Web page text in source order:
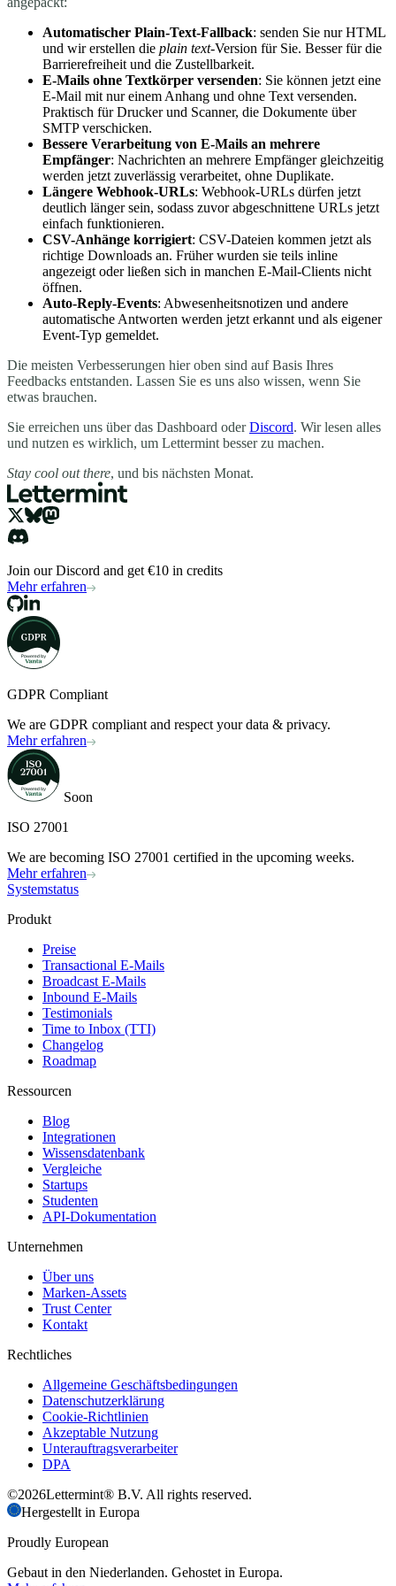
Automatischer Plain-Text-Fallback: senden Sie nur HTML
und wir erstellen die plain text-Version für Sie. Besser für die
Barrierefreiheit und die Zustellbarkeit.
E-Mails ohne Textkörper versenden: Sie können jetzt eine
E-Mail mit nur einem Anhang und ohne Text versenden.
Praktisch für Drucker und Scanner, die Dokumente über
SMTP verschicken.
Bessere Verarbeitung von E-Mails an mehrere
Empfänger: Nachrichten an mehrere Empfänger gleichzeitig
werden jetzt zuverlässig verarbeitet, ohne Duplikate.
Längere Webhook-URLs: Webhook-URLs dürfen jetzt
deutlich länger sein, sodass zuvor abgeschnittene URLs jetzt
einfach funktionieren.
CSV-Anhänge korrigiert: CSV-Dateien kommen jetzt als
richtige Downloads an. Früher wurden sie teils inline
angezeigt oder ließen sich in manchen E-Mail-Clients nicht
öffnen.
Auto-Reply-Events: Abwesenheitsnotizen und andere
automatische Antworten werden jetzt erkannt und als eigener
Event-Typ gemeldet.
Die meisten Verbesserungen hier oben sind auf Basis Ihres
Feedbacks entstanden. Lassen Sie es uns also wissen, wenn Sie
etwas brauchen.
Sie erreichen uns über das Dashboard oderDiscord. Wir lesen alles
und nutzen es wirklich, um Lettermint besser zu machen.
Stay cool out there, und bis nächsten Monat.
Join our Discord and get €10 in credits
Mehr erfahren
GDPR Compliant
We are GDPR compliant and respect your data & privacy.
Mehr erfahren
Soon
ISO 27001
We are becoming ISO 27001 certified in the upcoming weeks.
Mehr erfahren
Systemstatus
Produkt
Preise
Transactional E-Mails
Broadcast E-Mails
Inbound E-Mails
Testimonials
Time to Inbox (TTI)
Changelog
Roadmap
Ressourcen
Blog
Integrationen
Wissensdatenbank
Vergleiche
Startups
Studenten
API-Dokumentation
Unternehmen
Über uns
Marken-Assets
Trust Center
Kontakt
Rechtliches
Allgemeine Geschäftsbedingungen
Datenschutzerklärung
Cookie-Richtlinien
Akzeptable Nutzung
Unterauftragsverarbeiter
DPA
©2026Lettermint® B.V. All rights reserved.
Hergestellt in Europa
Proudly European
Gebaut in den Niederlanden. Gehostet in Europa.